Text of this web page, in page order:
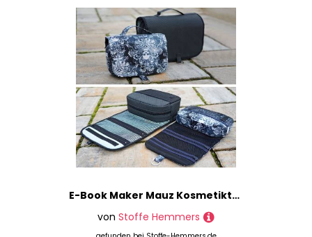
E-Book Maker Mauz Kosmetiktaschen Set Traveling und Traveling Mini
von Stoffe Hemmers